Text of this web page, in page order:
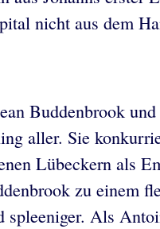
nicht aus dem
Buddenbrook
aller. Sie
Lübeckern als
zu einem
Als